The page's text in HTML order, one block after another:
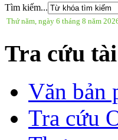
Tìm kiếm...
Thứ năm, ngày 6 tháng 8 năm
Tra cứu
Văn bản
Tra cứu